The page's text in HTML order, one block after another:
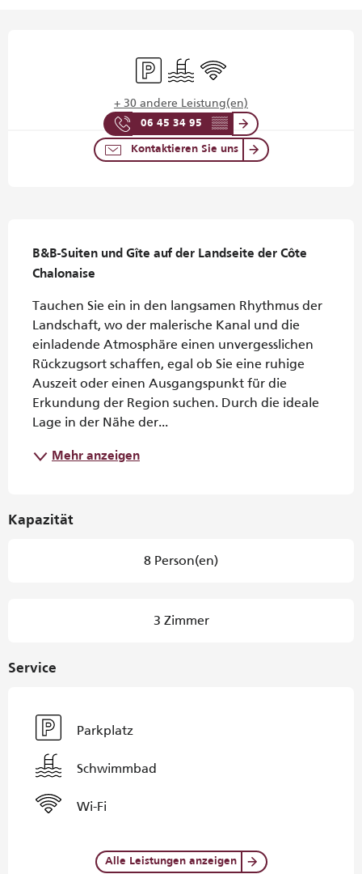
ParkplatzSchwimmbad
Wi-Fi
+ 30 andere Leistung(en)
06 45 34 95 ▒▒
Kontaktieren Sie uns
B&B-Suiten und Gîte auf der Landseite der Côte
Chalonaise
Tauchen Sie ein in den langsamen Rhythmus der
Landschaft, wo der malerische Kanal und die
einladende Atmosphäre einen unvergesslichen
Rückzugsort schaffen, egal ob Sie eine ruhige
Auszeit oder einen Ausgangspunkt für die
Erkundung der Region suchen. Durch die ideale
Lage in der Nähe der...
Mehr anzeigen
Kapazität
8 Person(en)
3 Zimmer
Service
Parkplatz
Schwimmbad
Wi-Fi
Alle Leistungen anzeigen